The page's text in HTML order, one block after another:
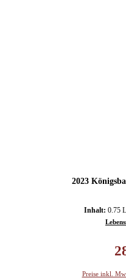
2023
Inhalt: 0.75
Preise inkl.